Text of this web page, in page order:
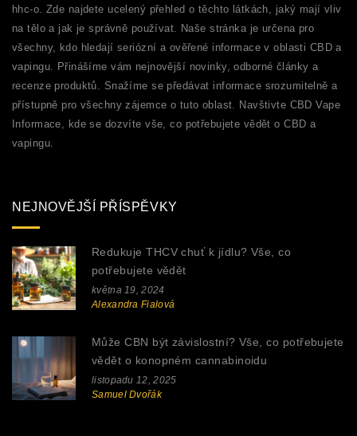
hhc-o. Zde najdete ucelený přehled o těchto látkách, jaký mají vliv
na tělo a jak je správně používat. Naše stránka je určena pro
všechny, kdo hledají seriózní a ověřené informace v oblasti CBD a
vapingu. Přinášíme vám nejnovější novinky, odborné články a
recenze produktů. Snažíme se předávat informace srozumitelně a
přístupně pro všechny zájemce o tuto oblast. Navštivte CBD Vape
Informace, kde se dozvíte vše, co potřebujete vědět o CBD a
vapingu.
NEJNOVĚJŠÍ PŘÍSPĚVKY
Redukuje THCV chuť k jídlu? Vše, co
potřebujete vědět
května 19, 2024
Alexandra Fialová
Může CBN být závislostní? Vše, co potřebujete
vědět o konopném cannabinoidu
listopadu 12, 2025
Samuel Dvořák